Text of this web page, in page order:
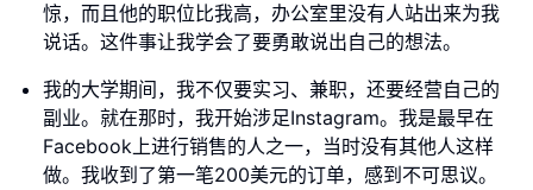
惊，而且他的职位比我高，办公室里没有人站出来为我
说话。这件事让我学会了要勇敢说出自己的想法。
我的大学期间，我不仅要实习、兼职，还要经营自己的
副业。就在那时，我开始涉足Instagram。我是最早在
Facebook上进行销售的人之一，当时没有其他人这样
做。我收到了第一笔200美元的订单，感到不可思议。